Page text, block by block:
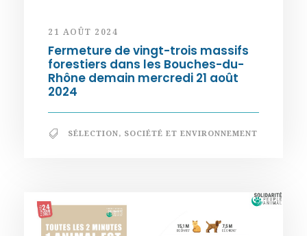
21 AOÛT 2024
Fermeture de vingt-trois massifs
forestiers dans les Bouches-du-
Rhône demain mercredi 21 août
2024
SÉLECTION, SOCIÉTÉ ET ENVIRONNEMENT